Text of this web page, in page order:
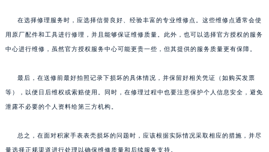
在选择修理服务时，应选择信誉良好、经验丰富的专业维修点。这些维修点通常会使
用原厂配件和工具进行修理，并且能够保证维修质量。此外，也可以选择官方授权的服务
中心进行维修，虽然官方授权服务中心可能更贵一些，但其提供的服务质量更有保障。
最后，在送修前最好拍照记录下损坏的具体情况，并保留好相关凭证（如购买发票
等），以便日后维权或索赔使用。同时，在修理过程中也要注意保护个人信息安全，避免
泄露不必要的个人资料给第三方机构。
总之，在面对积家手表表壳损坏的问题时，应该根据实际情况采取相应的措施，并尽
量选择正规渠道进行处理以确保维修质量和后续服务支持。